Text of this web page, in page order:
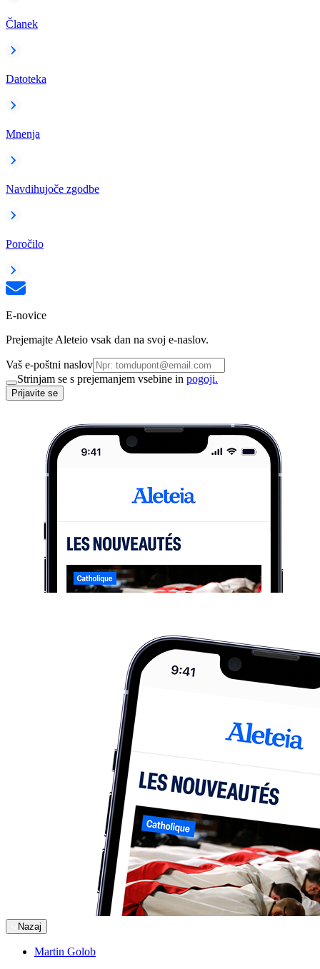
Članek
Datoteka
Mnenja
Navdihujoče zgodbe
Poročilo
E-novice
Prejemajte Aleteio vsak dan na svoj e-naslov.
Vaš e-poštni naslov
Strinjam se s prejemanjem vsebine in pogoji.
Prijavite se
Nazaj
Martin Golob